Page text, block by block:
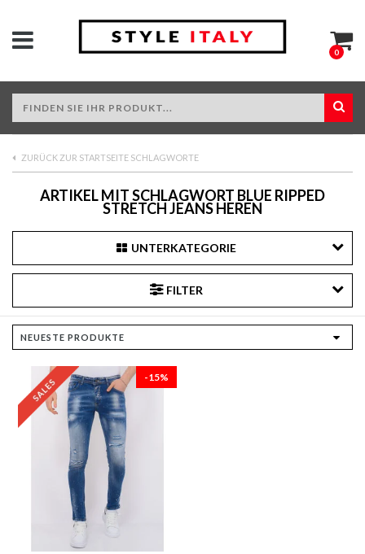
0
ZURÜCK ZUR STARTSEITE SCHLAGWORTE
ARTIKEL MIT SCHLAGWORT BLUE RIPPED
STRETCH JEANS HEREN
UNTERKATEGORIE
FILTER
-15%